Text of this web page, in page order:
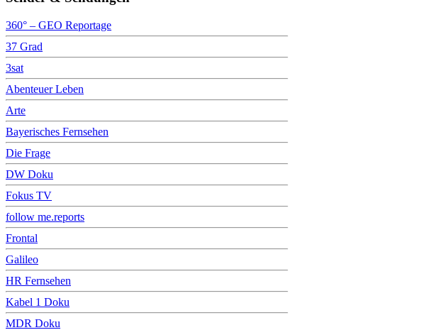
360° – GEO Reportage
37 Grad
3sat
Abenteuer Leben
Arte
Bayerisches Fernsehen
Die Frage
DW Doku
Fokus TV
follow me.reports
Frontal
Galileo
HR Fernsehen
Kabel 1 Doku
MDR Doku